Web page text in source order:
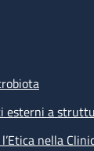
esterni a
nella